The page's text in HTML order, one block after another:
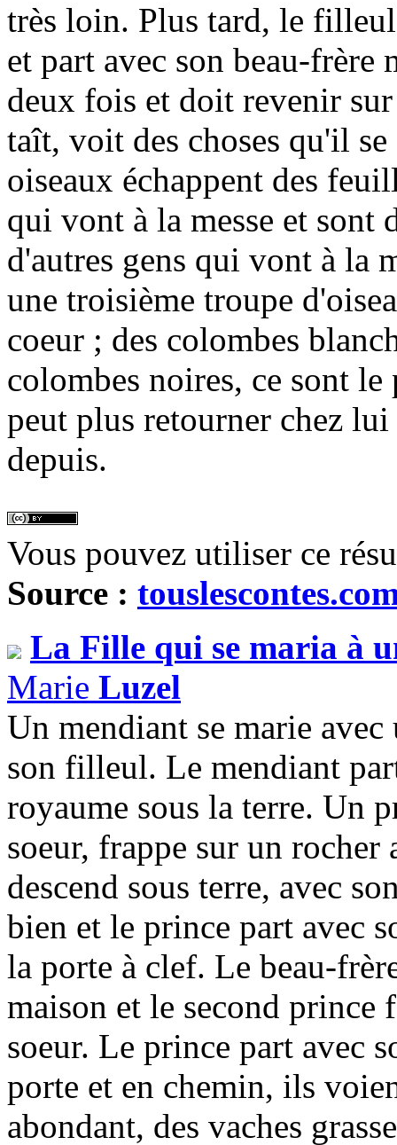
très loin. Plus tard, le
et part avec son beau-
deux fois et doit revenir
taît, voit des choses qu'il
oiseaux échappent des
qui vont à la messe et sont
d'autres gens qui vont à la
une troisième troupe
coeur ; des colombes
colombes noires, ce sont
peut plus retourner chez lui
depuis.
Vous pouvez utiliser ce
Source :
La Fille qui se maria à
Marie Luzel
Un mendiant se marie
son filleul. Le mendiant
royaume sous la terre. Un
soeur, frappe sur un rocher
descend sous terre, avec
bien et le prince part avec
la porte à clef. Le beau-
maison et le second
soeur. Le prince part avec
porte et en chemin, ils
abondant, des vaches